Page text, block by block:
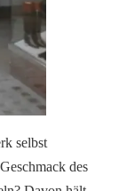
selbst
des